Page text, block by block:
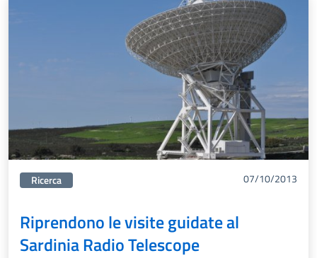
Categorie correlata:
Ricerca 07/10/2013
Riprendono le visite guidate al
Sardinia Radio Telescope